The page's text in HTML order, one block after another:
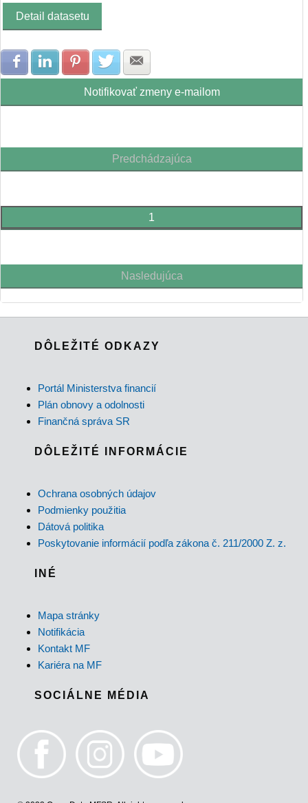
Detail datasetu
Zdielať na Facebook
Zdielať na LinkedIn
Zdielať na Pinterest
Zdielať na Twitter
Notifikovať zmeny e-mailom
Predchádzajúca
1
Nasledujúca
DÔLEŽITÉ ODKAZY
Portál Ministerstva financií
Plán obnovy a odolnosti
Finančná správa SR
DÔLEŽITÉ INFORMÁCIE
Ochrana osobných údajov
Podmienky použitia
Dátová politika
Poskytovanie informácií podľa zákona č. 211/2000 Z. z.
INÉ
Mapa stránky
Notifikácia
Kontakt MF
Kariéra na MF
SOCIÁLNE MÉDIA